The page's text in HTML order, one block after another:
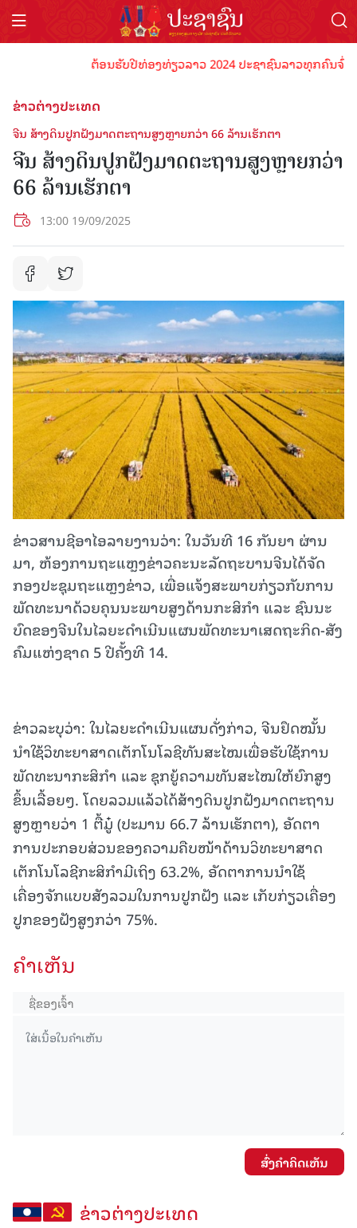
ຕ້ອນຮັບປີທ່ອງທ່ຽວລາວ 2024 ປະຊາຊົນລາວທຸກຄົນຈົ່ງ
ຂ່າວຕ່າງປະເທດ
ຈີນ ​​ສ້າງ​ດິນ​ປູກ​ຝັງ​ມາດ​ຕະ​ຖານ​ສູງ​ຫຼາຍກວ່າ 66 ​ລ້ານ​ເຮັກ​ຕາ
ຈີນ ​​ສ້າງ​ດິນ​ປູກ​ຝັງ​ມາດ​ຕະ​ຖານ​ສູງ​ຫຼາຍກວ່າ
66 ​ລ້ານ​ເຮັກ​ຕາ
13:00 19/09/2025
ຂ່າວສານຊີອາໄອລາຍງານວ່າ: ໃນວັນ​ທີ 16 ກັນ​ຍາ ຜ່ານ
ມາ, ຫ້ອງ​ການ​ຖະ​ແຫຼງ​ຂ່າວ​ຄະ​ນະ​ລັດ​ຖະ​ບານ​ຈີນ​ໄດ້​​ຈັດ
ກອງ​ປະ​ຊຸມ​ຖະ​ແຫຼງ​ຂ່າວ, ​ເພື່ອແຈ້ງ​ສະ​ພາບ​ກ່ຽວ​ກັບ​ການ​
ພັດ​ທະ​ນາ​ດ້ວຍ​ຄຸນ​ນະ​ພາບ​ສູງ​ດ້ານ​ກະ​ສິ​ກຳ ແລະ ຊົນ​ນະ​
ບົດ​ຂອງ​ຈີນ​ໃນ​ໄລ​ຍະ​ດຳ​ເນີນ​ແຜນ​ພັດ​ທະ​ນາ​ເສດ​ຖະ​ກິດ​-ສັງ​
ຄົມ​ແຫ່ງ​ຊາດ 5 ປີ​ຄັ້ງ​ທີ 14.
ຂ່າວລະບຸວ່າ: ໃນໄລຍະດຳເນີນແຜນດັ່ງກ່າວ, ຈີນຢຶດໝັ້ນ
ນຳໃຊ້ວິທະຍາສາດເຕັກໂນໂລຊີທັນສະໄໝເພື່ອຮັບໃຊ້ການ
ພັດທະນາກະສິກຳ ແລະ ຊຸກຍູ້ຄວາມທັນສະໄໝໃຫ້ຍົກສູງ
ຂຶ້ນເລື້ອຍໆ. ໂດຍລວມແລ້ວໄດ້ສ້າງດິນປູກຝັງມາດຕະຖານ
ສູງຫຼາຍວ່າ 1 ຕື້ມູ໋ (ປະມານ 66.7 ລ້ານເຮັກຕາ), ອັດຕາ
ການປະກອບສ່ວນຂອງຄວາມຄືບໜ້າດ້ານວິທະຍາສາດ
ເຕັກໂນໂລຊີກະສິກຳມີເຖິງ 63.2%, ອັດຕາການນຳໃຊ້
ເຄື່ອງຈັກແບບສັງລວມໃນການປູກຝັງ ແລະ ເກັບກ່ຽວເຄື່ອງ
ປູກຂອງຝັງສູງກວ່າ 75%.
ຄໍາເຫັນ
ສົ່ງຄໍາຄິດເຫັນ
ຂ່າວຕ່າງປະເທດ